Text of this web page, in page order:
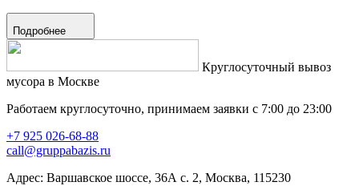
Подробнее
Круглосуточный вывоз
мусора в Москве
Работаем круглосуточно, принимаем заявки с 7:00 до 23:00
+7 925 026-68-88
call@gruppabazis.ru
Адрес: Варшавское шоссе, 36А с. 2, Москва, 115230